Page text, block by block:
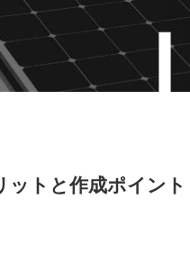
ットと作成ポイン